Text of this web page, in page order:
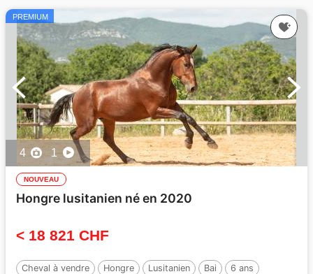
PREMIUM
4 1
NOUVEAU
Hongre lusitanien né en 2020
< 18 821 CHF
Cheval à vendre Hongre Lusitanien Bai
6 ans